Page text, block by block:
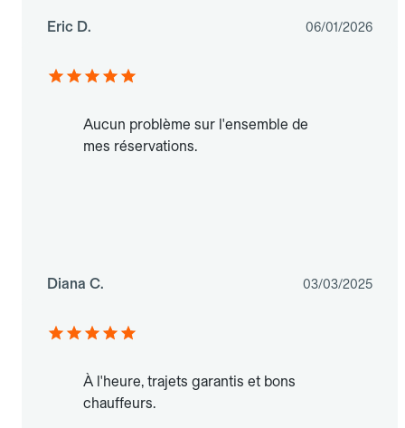
Eric D. 06/01/2026
Aucun problème sur l'ensemble de
mes réservations.
Diana C. 03/03/2025
À l'heure, trajets garantis et bons
chauffeurs.